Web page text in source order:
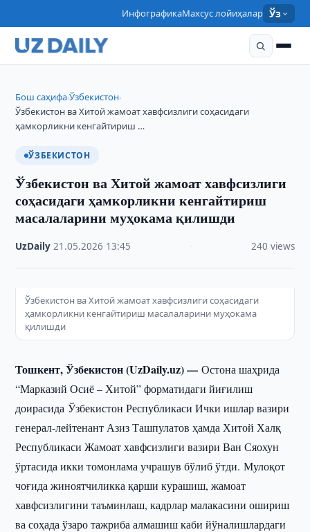
ИнфографикаМахсус лойиҳалар Ўз
Бош саҳифа›Ўзбекистон›
Ўзбекистон ва Хитой жамоат хавфсизлиги соҳасидаги
ҳамкорликни кенгайтириш …
ЎЗБЕКИСТОН
Ўзбекистон ва Хитой жамоат хавфсизлиги
соҳасидаги ҳамкорликни кенгайтириш
масалаларини муҳокама қилишди
UzDaily ·21.05.2026 13:45 240 views
Ўзбекистон ва Хитой жамоат хавфсизлиги соҳасидаги
ҳамкорликни кенгайтириш масалаларини муҳокама
қилишди
Тошкент, Ўзбекистон (UzDaily.uz) —Остона шаҳрида
“Марказий Осиё – Хитой” форматидаги йиғилиш
доирасида Ўзбекистон Республикаси Ички ишлар вазири
генерал-лейтенант Азиз Ташпулатов ҳамда Хитой Халқ
Республикаси Жамоат хавфсизлиги вазири Ван Сяохун
ўртасида икки томонлама учрашув бўлиб ўтди. Мулоқот
чоғида жиноятчиликка қарши курашиш, жамоат
хавфсизлигини таъминлаш, кадрлар малакасини ошириш
ва соҳада ўзаро тажриба алмашиш каби йўналишлардаги